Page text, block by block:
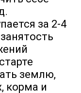
за 2-4
землю,
корма и